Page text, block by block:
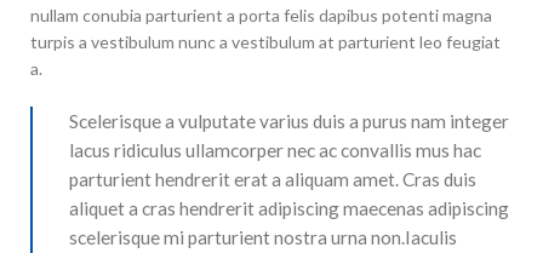
nullam conubia parturient a porta felis dapibus potenti magna
turpis a vestibulum nunc a vestibulum at parturient leo feugiat
a.
Scelerisque a vulputate varius duis a purus nam integer
lacus ridiculus ullamcorper nec ac convallis mus hac
parturient hendrerit erat a aliquam amet. Cras duis
aliquet a cras hendrerit adipiscing maecenas adipiscing
scelerisque mi parturient nostra urna non.Iaculis